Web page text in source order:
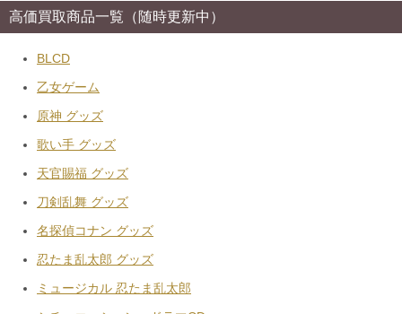
高価買取商品一覧（随時更新中）
BLCD
乙女ゲーム
原神 グッズ
歌い手 グッズ
天官賜福 グッズ
刀剣乱舞 グッズ
名探偵コナン グッズ
忍たま乱太郎 グッズ
ミュージカル 忍たま乱太郎